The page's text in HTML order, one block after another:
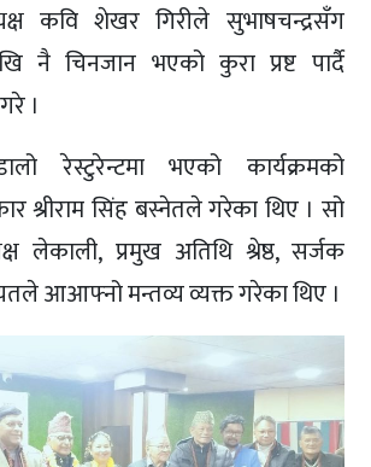
कवि शेखर गिरीले सुभाषचन्द्रसँग
नै चिनजान भएको कुरा प्रष्ट पार्दै
।
रेस्टुरेन्टमा भएको कार्यक्रमको
श्रीराम सिंह बस्नेतले गरेका थिए । सो
लेकाली, प्रमुख अतिथि श्रेष्ठ, सर्जक
आआफ्नो मन्तव्य व्यक्त गरेका थिए ।